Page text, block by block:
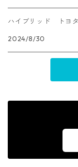
E41R
F51
ハイブリッド トヨ
2024/8/30